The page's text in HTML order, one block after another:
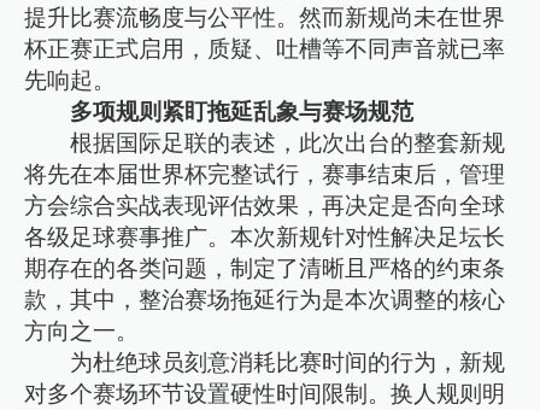
提升比赛流畅度与公平性。然而新规尚未在世界
杯正赛正式启用，质疑、吐槽等不同声音就已率
先响起。
多项规则紧盯拖延乱象与赛场规范
根据国际足联的表述，此次出台的整套新规
将先在本届世界杯完整试行，赛事结束后，管理
方会综合实战表现评估效果，再决定是否向全球
各级足球赛事推广。本次新规针对性解决足坛长
期存在的各类问题，制定了清晰且严格的约束条
款，其中，整治赛场拖延行为是本次调整的核心
方向之一。
为杜绝球员刻意消耗比赛时间的行为，新规
对多个赛场环节设置硬性时间限制。换人规则明